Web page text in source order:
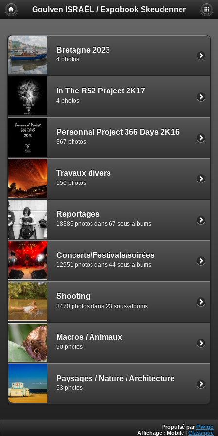
Goulven ISRAËL / Expobook Skeudenner
Bretagne 2023
4 photos
In The R52 Project 2K17
4 photos
Personnal Project 366 Days 2K16
367 photos
Travaux divers
150 photos
Reportages
18385 photos dans 67 sous-albums
Concerts/Festivals/soirées
12951 photos dans 44 sous-albums
Shooting
3470 photos dans 23 sous-albums
Macros / Animaux
90 photos
Paysages / Nature / Architecture
53 photos
Propulsé par Piwigo
Affichage : Mobile Classique